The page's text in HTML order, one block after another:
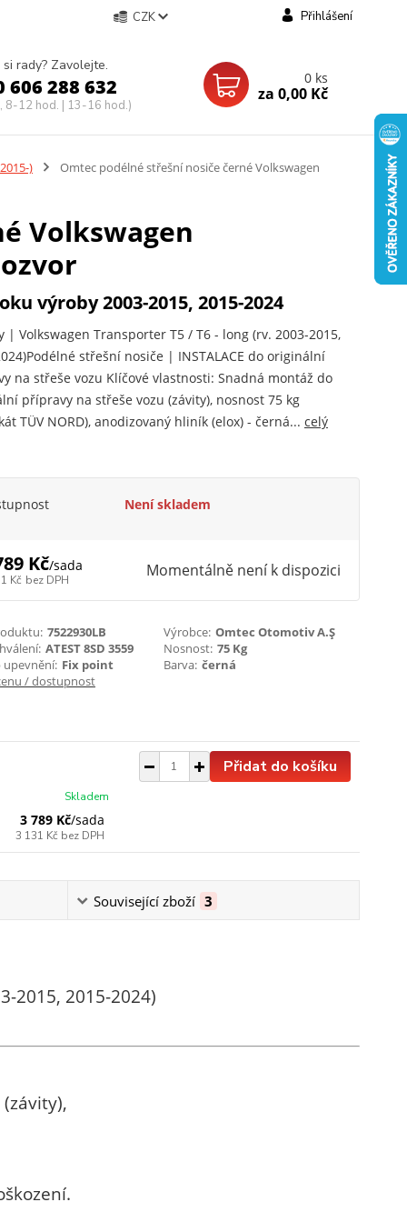
CZK Přihlášení
rady? Zavolejte.
606 288 632
8-12 hod. | 13-16 hod.)
0 ks
za 0,00 Kč
) Omtec podélné střešní nosiče černé Volkswagen
Volkswagen
výroby 2003-2015, 2015-2024
| Volkswagen Transporter T5 / T6 - long (rv. 2003-2015,
střešní nosiče | INSTALACE do originální
na střeše vozu Klíčové vlastnosti: Snadná montáž do
přípravy na střeše vozu (závity), nosnost 75 kg
TÜV NORD), anodizovaný hliník (elox) - černá... celý
Není skladem
Kč/sada
Kč bez DPH Momentálně není k dispozici
7522930LB Výrobce: Omtec Otomotiv A.Ş
ATEST 8SD 3559 Nosnost: 75 Kg
upevnění: Fix point Barva: černá
/ dostupnost
3 789 Kč/sada
3 131 Kč bez DPH
Skladem
Přidat do košíku
Související zboží 3
2015, 2015-2024)